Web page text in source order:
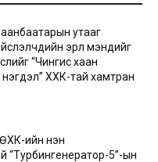
утааг
эрүүл мэндийг
“Чингис хаан
нэгдэл” ХХК-тай хамтран
ийн нэн
“Турбингенератор-5”-ын